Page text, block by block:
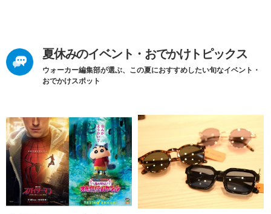
夏休みのイベント・おでかけトピックス
ウォーカー編集部が選ぶ、この夏におすすめしたい旬なイベント・
おでかけスポット